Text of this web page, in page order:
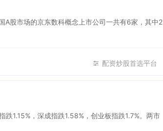
A股市场的京东数科概念上市公司一共有6家，其中2
配资炒股首选平台
1.15%，深成指跌1.58%，创业板指跌1.7%。两市